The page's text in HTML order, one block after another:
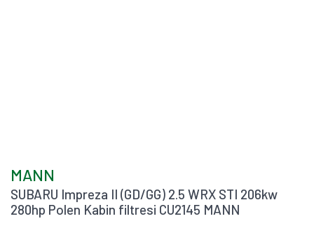
MANN
SUBARU Impreza II (GD/GG) 2.5 WRX STI 206kw
280hp Polen Kabin filtresi CU2145 MANN